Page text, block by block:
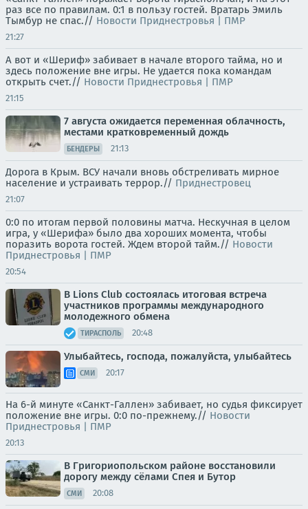
раз все по правилам. 0:1 в пользу гостей. Вратарь Эмиль
Тымбур не спас.// Новости Приднестровья | ПМР
21:27
А вот и «Шериф» забивает в начале второго тайма, но и
здесь положение вне игры. Не удается пока командам
открыть счет.// Новости Приднестровья | ПМР
21:15
7 августа ожидается переменная облачность,
местами кратковременный дождь
БЕНДЕРЫ 21:13
Дорога в Крым. ВСУ начали вновь обстреливать мирное
население и устраивать террор.// Приднестровец
21:07
0:0 по итогам первой половины матча. Нескучная в целом
игра, у «Шерифа» было два хороших момента, чтобы
поразить ворота гостей. Ждем второй тайм.// Новости
Приднестровья | ПМР
20:54
В Lions Club состоялась итоговая встреча
участников программы международного
молодежного обмена
ТИРАСПОЛЬ 20:48
Улыбайтесь, господа, пожалуйста, улыбайтесь
СМИ 20:17
На 6-й минуте «Санкт-Галлен» забивает, но судья фиксирует
положение вне игры. 0:0 по-прежнему.// Новости
Приднестровья | ПМР
20:13
В Григориопольском районе восстановили
дорогу между сёлами Спея и Бутор
СМИ 20:08